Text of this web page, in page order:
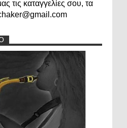
τις καταγγελίες σου, τα